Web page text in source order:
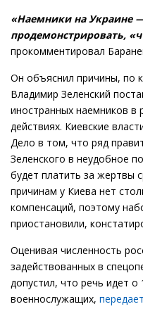
«Наемники на Украине
продемонстрировать,
прокомментировал
Он объяснил причины, по
Владимир Зеленский
иностранных наемников в
действиях. Киевские
Дело в том, что ряд
Зеленского в неудобное
будет платить за жертвы
причинам у Киева нет
компенсаций, поэтому
приостановили,
Оценивая численность
задействованных в
допустил, что речь идет о
военнослужащих, передает